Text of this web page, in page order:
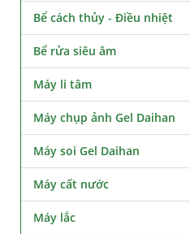
Bể cách thủy - Điều nhiệt
Bể rửa siêu âm
Máy li tâm
Máy chụp ảnh Gel Daihan
Máy soi Gel Daihan
Máy cất nước
Máy lắc